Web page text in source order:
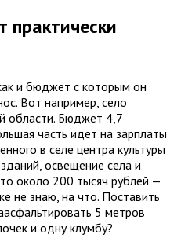
практически
и бюджет с которым он
Вот например, село
области. Бюджет 4,7
часть идет на зарплаты
в селе центра культуры
освещение села и
около 200 тысяч рублей —
не знаю, на что. Поставить
5 метров
и одну клумбу?